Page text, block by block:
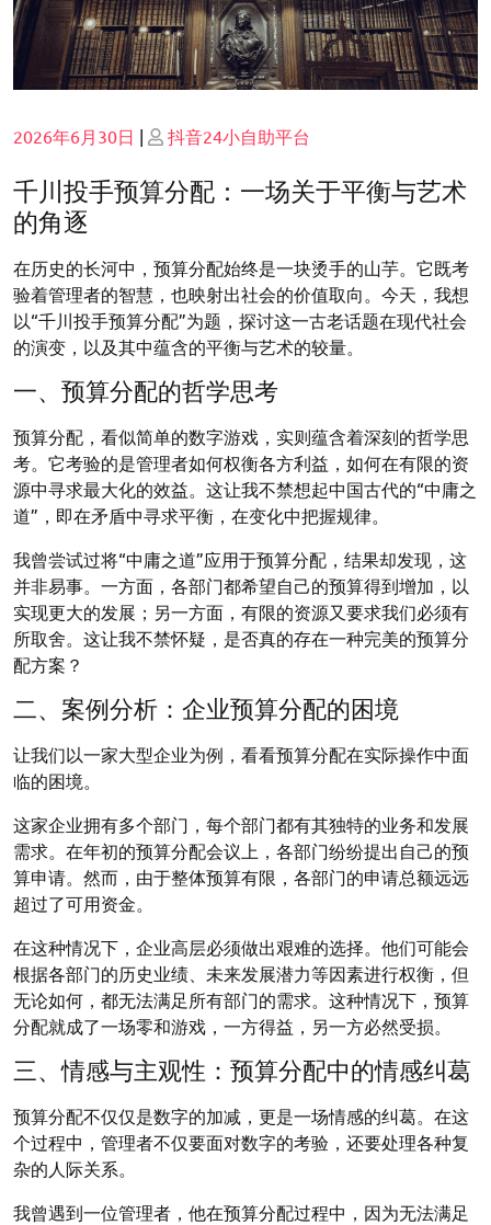
Posted
2026年6月30日 | Posted
抖音24小自助平台
千川投手预算分配：一场关于平衡与艺术
的角逐
在历史的长河中，预算分配始终是一块烫手的山芋。它既考
验着管理者的智慧，也映射出社会的价值取向。今天，我想
以“千川投手预算分配”为题，探讨这一古老话题在现代社会
的演变，以及其中蕴含的平衡与艺术的较量。
一、预算分配的哲学思考
预算分配，看似简单的数字游戏，实则蕴含着深刻的哲学思
考。它考验的是管理者如何权衡各方利益，如何在有限的资
源中寻求最大化的效益。这让我不禁想起中国古代的“中庸之
道”，即在矛盾中寻求平衡，在变化中把握规律。
我曾尝试过将“中庸之道”应用于预算分配，结果却发现，这
并非易事。一方面，各部门都希望自己的预算得到增加，以
实现更大的发展；另一方面，有限的资源又要求我们必须有
所取舍。这让我不禁怀疑，是否真的存在一种完美的预算分
配方案？
二、案例分析：企业预算分配的困境
让我们以一家大型企业为例，看看预算分配在实际操作中面
临的困境。
这家企业拥有多个部门，每个部门都有其独特的业务和发展
需求。在年初的预算分配会议上，各部门纷纷提出自己的预
算申请。然而，由于整体预算有限，各部门的申请总额远远
超过了可用资金。
在这种情况下，企业高层必须做出艰难的选择。他们可能会
根据各部门的历史业绩、未来发展潜力等因素进行权衡，但
无论如何，都无法满足所有部门的需求。这种情况下，预算
分配就成了一场零和游戏，一方得益，另一方必然受损。
三、情感与主观性：预算分配中的情感纠葛
预算分配不仅仅是数字的加减，更是一场情感的纠葛。在这
个过程中，管理者不仅要面对数字的考验，还要处理各种复
杂的人际关系。
我曾遇到一位管理者，他在预算分配过程中，因为无法满足